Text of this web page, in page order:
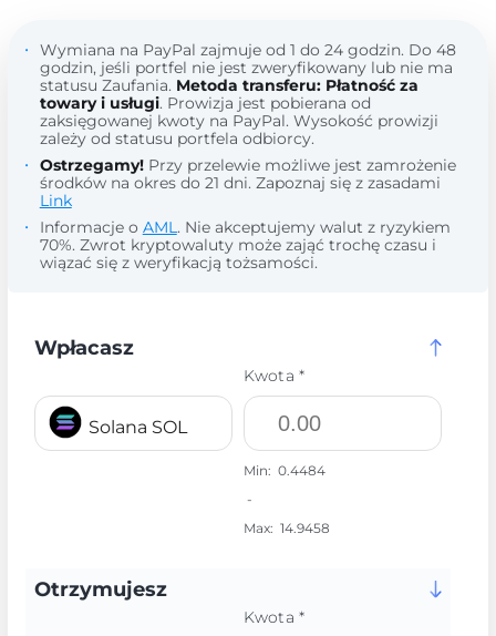
Wymiana na PayPal zajmuje od 1 do 24 godzin. Do 48
godzin, jeśli portfel nie jest zweryfikowany lub nie ma
statusu Zaufania. Metoda transferu: Płatność za
towary i usługi. Prowizja jest pobierana od
zaksięgowanej kwoty na PayPal. Wysokość prowizji
zależy od statusu portfela odbiorcy.
Ostrzegamy!Przy przelewie możliwe jest zamrożenie
środków na okres do 21 dni. Zapoznaj się z zasadami
Link
Informacje o AML. Nie akceptujemy walut z ryzykiem
70%. Zwrot kryptowaluty może zająć trochę czasu i
wiązać się z weryfikacją tożsamości.
Wpłacasz
Solana SOL
Kwota *
Min: 0.4484
-
Max: 14.9458
Otrzymujesz
Kwota *